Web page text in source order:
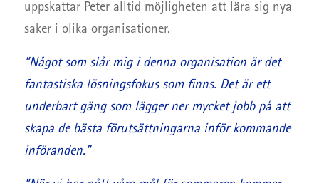
uppskattar Peter alltid möjligheten att lära sig nya
saker i olika organisationer.
”Något som slår mig i denna organisation är det
fantastiska lösningsfokus som finns. Det är ett
underbart gäng som lägger ner mycket jobb på att
skapa de bästa förutsättningarna inför kommande
införanden.”